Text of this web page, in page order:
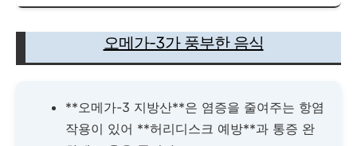
오메가-3가 풍부한 음식
**오메가-3 지방산**은 염증을 줄여주는 항염
작용이 있어 **허리디스크 예방**과 통증 완